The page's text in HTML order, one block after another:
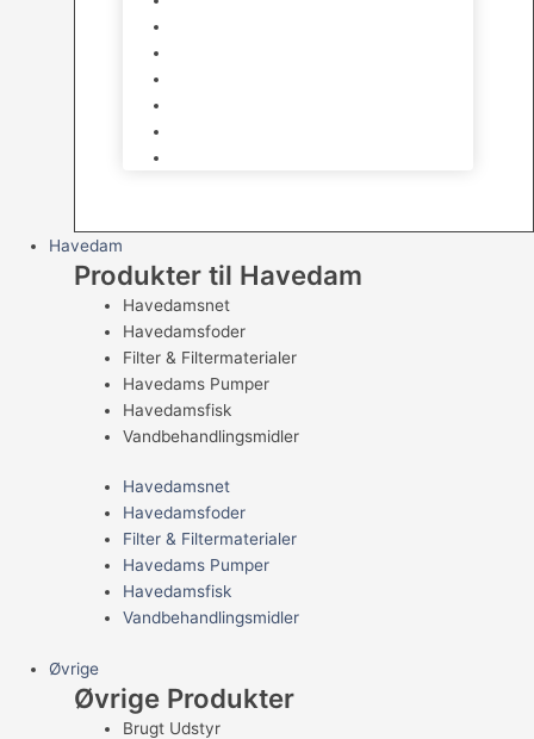
Havedam
Produkter til Havedam
Havedamsnet
Havedamsfoder
Filter & Filtermaterialer
Havedams Pumper
Havedamsfisk
Vandbehandlingsmidler
Havedamsnet
Havedamsfoder
Filter & Filtermaterialer
Havedams Pumper
Havedamsfisk
Vandbehandlingsmidler
Øvrige
Øvrige Produkter
Brugt Udstyr